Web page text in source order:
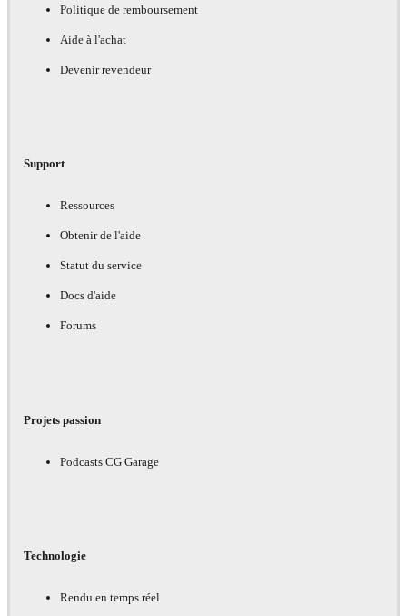
Politique de remboursement
Aide à l'achat
Devenir revendeur
Support
Ressources
Obtenir de l'aide
Statut du service
Docs d'aide
Forums
Projets passion
Podcasts CG Garage
Technologie
Rendu en temps réel